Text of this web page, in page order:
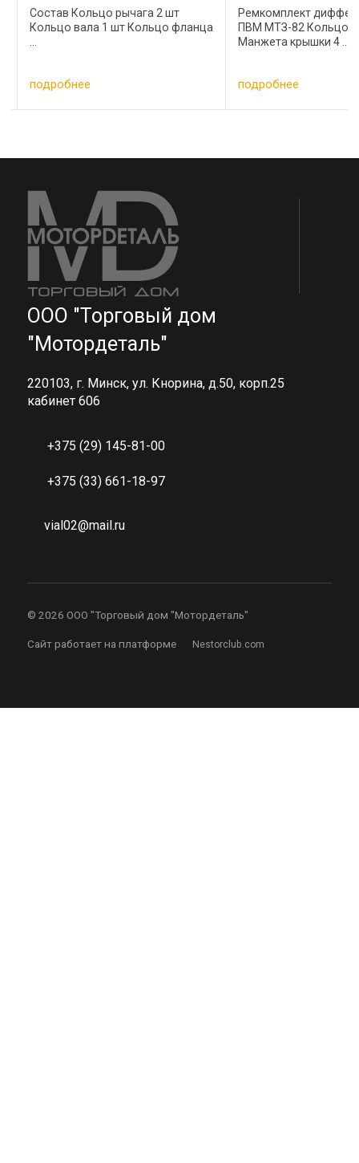
Состав Кольцо рычага 2 шт
Кольцо вала 1 шт Кольцо фланца
подробнее
Ремкомплект
ПВМ МТЗ-82 Кольцо
Манжета крышки 4 ...
подробнее
ООО "Торговый дом
"Мотордеталь"
220103, г. Минск, ул. Кнорина, д.50, корп.25
кабинет 606
+375 (29) 145-81-00
+375 (33) 661-18-97
vial02@mail.ru
© 2026 ООО "Торговый дом "Мотордеталь"
Сайт работает на платформе Nestorclub.com